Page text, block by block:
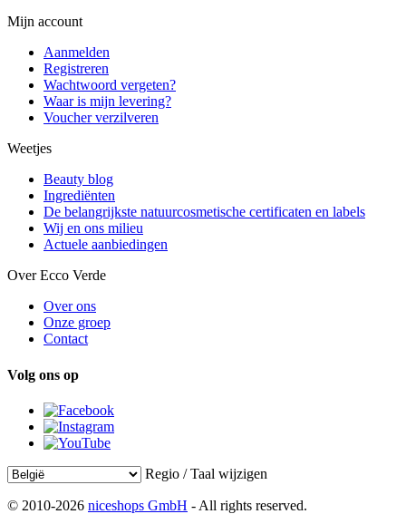
Mijn account
Aanmelden
Registreren
Wachtwoord vergeten?
Waar is mijn levering?
Voucher verzilveren
Weetjes
Beauty blog
Ingrediënten
De belangrijkste natuurcosmetische certificaten en labels
Wij en ons milieu
Actuele aanbiedingen
Over Ecco Verde
Over ons
Onze groep
Contact
Volg ons op
Regio / Taal wijzigen
© 2010-2026 niceshops GmbH - All rights reserved.